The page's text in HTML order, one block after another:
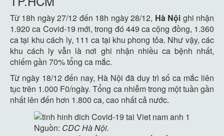
Từ 18h ngày 27/12 đến 18h ngày 28/12, Hà Nội ghi nhận
1.920 ca Covid-19 mới, trong đó 449 ca cộng đồng, 1.360
ca tại khu cách ly, 111 ca tại khu phong tỏa. Như vậy, các
khu cách ly vẫn là nơi ghi nhận nhiều ca bệnh nhất,
chiếm gần 70% tổng ca mắc.
Từ ngày 18/12 đến nay, Hà Nội đã duy trì số ca mắc liên
tục trên 1.000 F0/ngày. Tổng ca nhiễm trong một tuần gần
nhất lên đến hơn 1.800 ca, cao nhất cả nước.
Nguồn: CDC Hà Nội.